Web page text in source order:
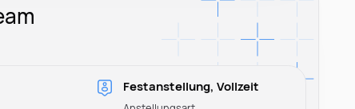
Festanstellung, Vollzeit